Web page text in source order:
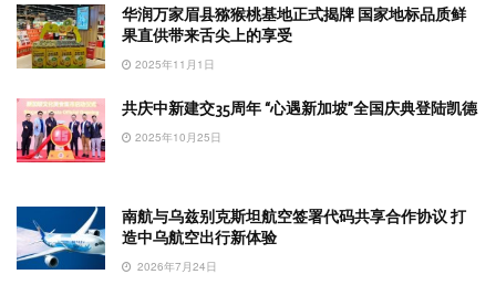
华润万家眉县猕猴桃基地正式揭牌 国家地标品质鲜
果直供带来舌尖上的享受
2025年11月1日
共庆中新建交35周年 “心遇新加坡”全国庆典登陆凯德
2025年10月25日
南航与乌兹别克斯坦航空签署代码共享合作协议 打
造中乌航空出行新体验
2026年7月24日